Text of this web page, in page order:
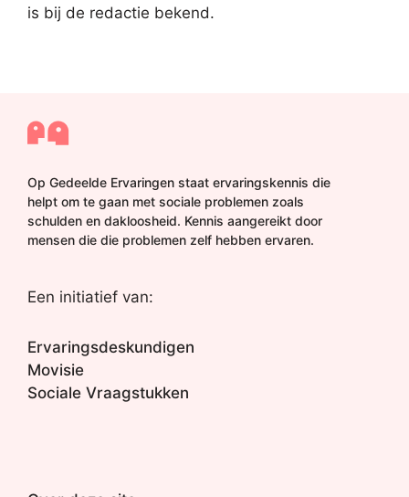
is bij de redactie bekend.
Op Gedeelde Ervaringen staat ervaringskennis die
helpt om te gaan met sociale problemen zoals
schulden en dakloosheid. Kennis aangereikt door
mensen die die problemen zelf hebben ervaren.
Een initiatief van:
Ervaringsdeskundigen
Movisie
Sociale Vraagstukken